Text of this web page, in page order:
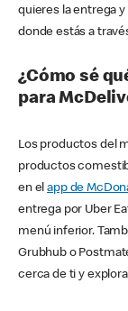
quieres la entrega
donde estás a
¿Cómo sé
para
Los productos del
productos
en elapp de
entrega por Uber
menú inferior.
Grubhub o
cerca de ti y